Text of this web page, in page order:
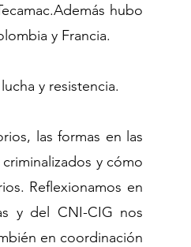
hubo
y Francia.
y resistencia.
las formas en las
y cómo
Reflexionamos en
y del CNI-CIG nos
en coordinación